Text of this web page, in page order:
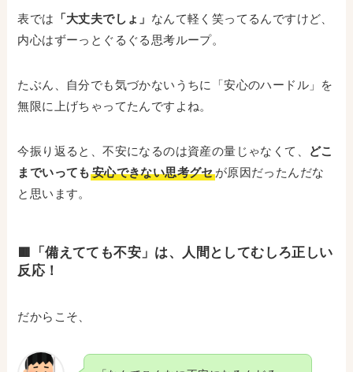
表では 「大丈夫でしょ」 なんて軽く笑ってるんですけど、
内心はずーっとぐるぐる思考ループ。
たぶん、自分でも気づかないうちに「安心のハードル」を
無限に上げちゃってたんですよね。
今振り返ると、不安になるのは資産の量じゃなくて、
どこ
までいっても 安心できない思考グセが原因だったんだな
と思います。
🟥「備えてても不安」は、人間としてむしろ正しい
反応！
だからこそ、